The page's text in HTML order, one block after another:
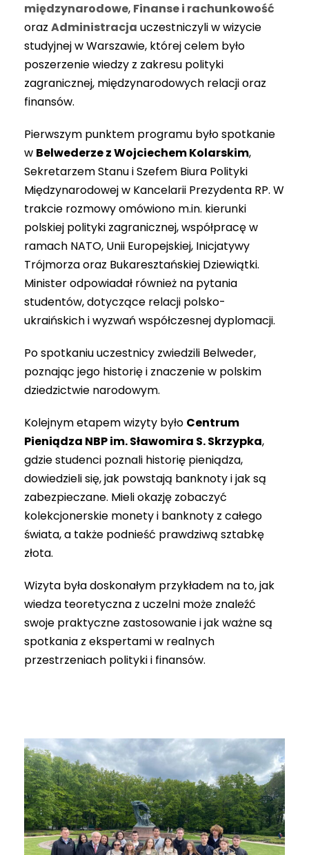
międzynarodowe, Finanse i rachunkowość
oraz Administracja uczestniczyli w wizycie
studyjnej w Warszawie, której celem było
poszerzenie wiedzy z zakresu polityki
zagranicznej, międzynarodowych relacji oraz
finansów.
Pierwszym punktem programu było spotkanie
w Belwederze z Wojciechem Kolarskim,
Sekretarzem Stanu i Szefem Biura Polityki
Międzynarodowej w Kancelarii Prezydenta RP. W
trakcie rozmowy omówiono m.in. kierunki
polskiej polityki zagranicznej, współpracę w
ramach NATO, Unii Europejskiej, Inicjatywy
Trójmorza oraz Bukaresztańskiej Dziewiątki.
Minister odpowiadał również na pytania
studentów, dotyczące relacji polsko-
ukraińskich i wyzwań współczesnej dyplomacji.
Po spotkaniu uczestnicy zwiedzili Belweder,
poznając jego historię i znaczenie w polskim
dziedzictwie narodowym.
Kolejnym etapem wizyty było Centrum
Pieniądza NBP im. Sławomira S. Skrzypka,
gdzie studenci poznali historię pieniądza,
dowiedzieli się, jak powstają banknoty i jak są
zabezpieczane. Mieli okazję zobaczyć
kolekcjonerskie monety i banknoty z całego
świata, a także podnieść prawdziwą sztabkę
złota.
Wizyta była doskonałym przykładem na to, jak
wiedza teoretyczna z uczelni może znaleźć
swoje praktyczne zastosowanie i jak ważne są
spotkania z ekspertami w realnych
przestrzeniach polityki i finansów.